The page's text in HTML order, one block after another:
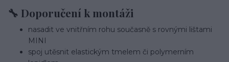
🔧 Doporučení k montáži
nasadit ve vnitřním rohu současně s rovnými lištami
MINI
spoj utěsnit elastickým tmelem či polymerním